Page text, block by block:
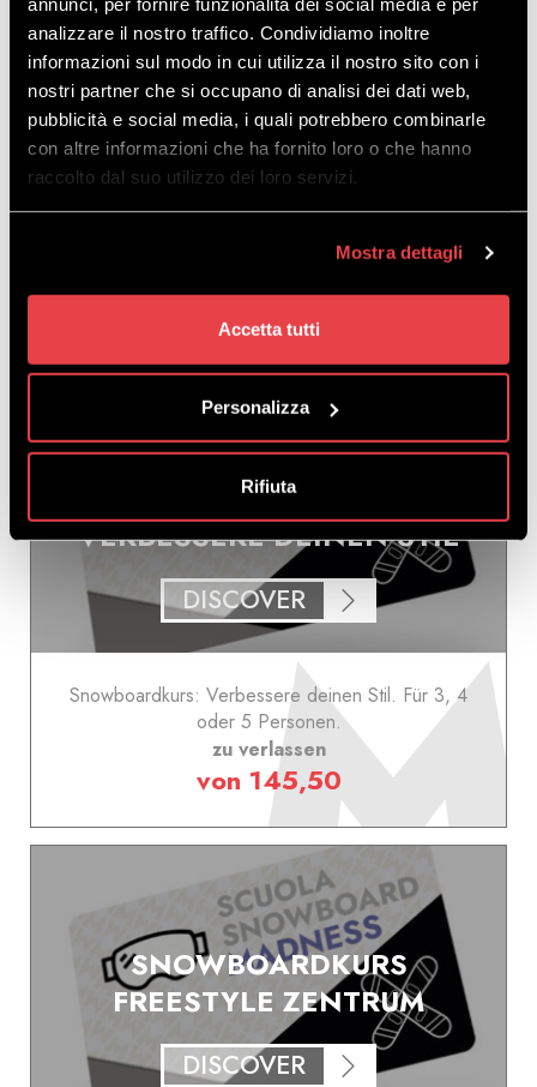
analizzare il nostro traffico. Condividiamo inoltre
informazioni sul modo in cui utilizza il nostro sito con i
nostri partner che si occupano di analisi dei dati web,
pubblicità e social media, i quali potrebbero combinarle
con altre informazioni che ha fornito loro o che hanno
raccolto dal suo utilizzo dei loro servizi.
Mostra dettagli
Accetta tutti
Personalizza
Rifiuta
PRIVATUNTERRICHT
SNOWBOARD
DISCOVER
von 55,00
SNOWBOARDKURS
VERBESSERE DEINEN STIL
DISCOVER
Snowboardkurs: Verbessere deinen Stil. Für 3, 4
oder 5 Personen.
zu verlassen
von 145,50
SNOWBOARDKURS
FREESTYLE ZENTRUM
DISCOVER